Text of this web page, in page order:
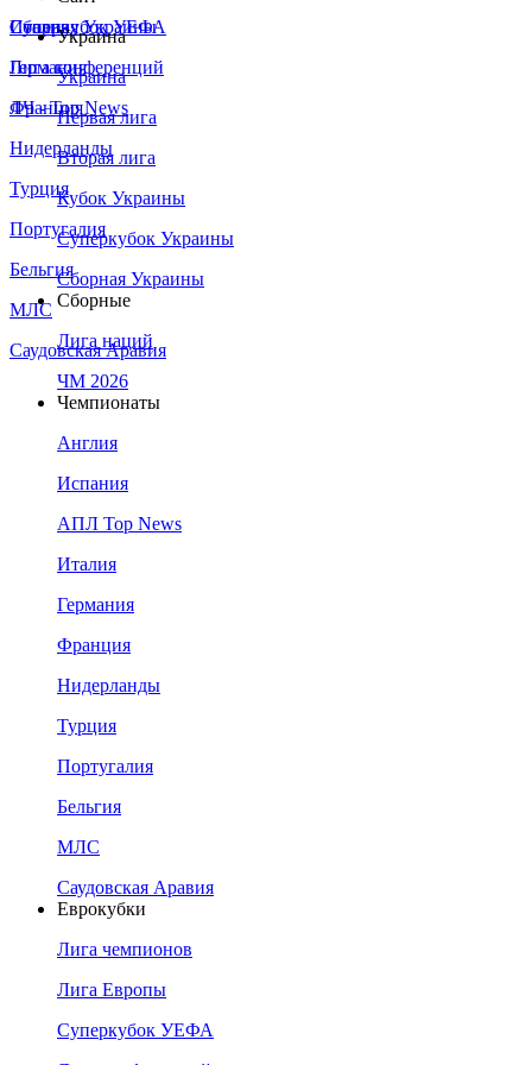
Сборная Украины
Италия
Германия
Франция
Нидерланды
Турция
Португалия
Бельгия
МЛС
Саудовская Аравия
Суперкубок УЕФА
Лига конференций
ЛЧ - Top News
Украина
Украина
Первая лига
Вторая лига
Кубок Украины
Суперкубок Украины
Сборная Украины
Сборные
Лига наций
ЧМ 2026
Чемпионаты
Англия
Испания
АПЛ Top News
Италия
Германия
Франция
Нидерланды
Турция
Португалия
Бельгия
МЛС
Саудовская Аравия
Еврокубки
Лига чемпионов
Лига Европы
Суперкубок УЕФА